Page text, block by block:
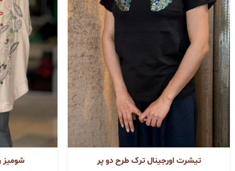
تیشرت اورجینال ترک طرح دو پر
شومیز